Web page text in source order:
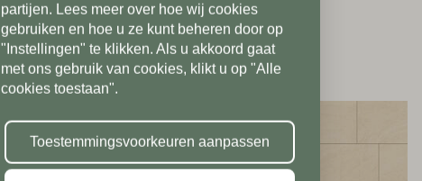
Postcode*
Toevoeging
Plaats*
partijen. Lees meer over hoe wij cookies
gebruiken en hoe u ze kunt beheren door op
"Instellingen" te klikken. Als u akkoord gaat
met ons gebruik van cookies, klikt u op "Alle
cookies toestaan".
Toestemmingsvoorkeuren aanpassen